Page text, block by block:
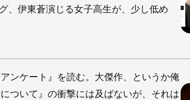
、伊東蒼演じる女子高生が、少し低め
ンケート』を読む。大傑作、というか俺
ついて』の衝撃には及ばないが、それは